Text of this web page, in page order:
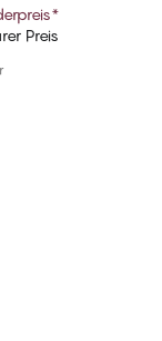
Warenkorb
*
Preis